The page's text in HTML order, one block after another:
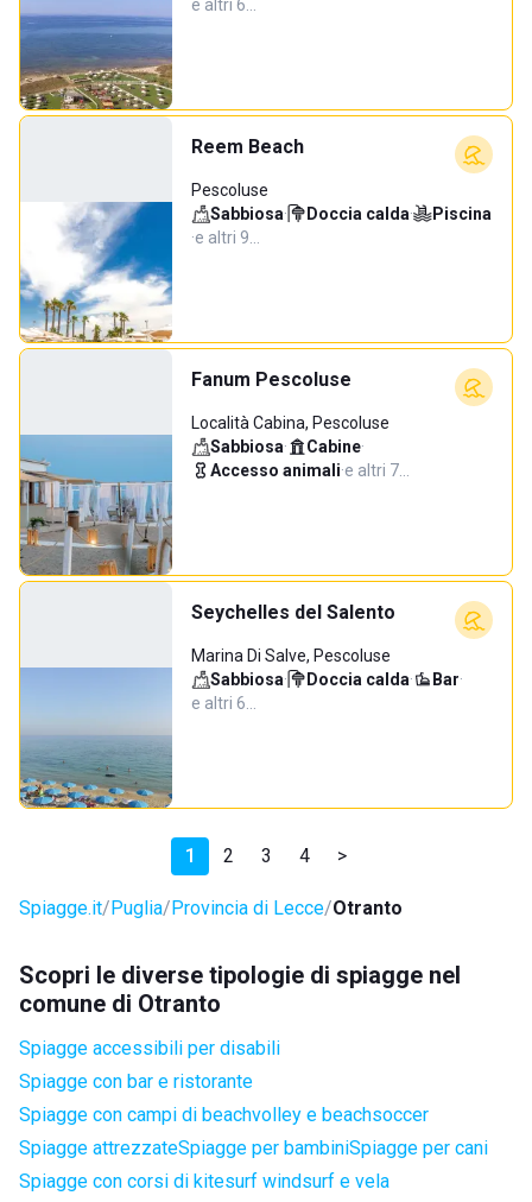
e altri 6…
Reem Beach
Pescoluse
Sabbiosa· Doccia calda·
Piscina
·e altri 9…
Fanum Pescoluse
Località Cabina, Pescoluse
Sabbiosa· Cabine·
Accesso animali·e altri 7…
Seychelles del Salento
Marina Di Salve, Pescoluse
Sabbiosa· Doccia calda· Bar·
e altri 6…
1 2 3 4 >
Spiagge.it Puglia Provincia di Lecce Otranto
Scopri le diverse tipologie di spiagge nel
comune di Otranto
Spiagge accessibili per disabili
Spiagge con bar e ristorante
Spiagge con campi di beachvolley e beachsoccer
Spiagge attrezzateSpiagge per bambiniSpiagge per cani
Spiagge con corsi di kitesurf windsurf e vela